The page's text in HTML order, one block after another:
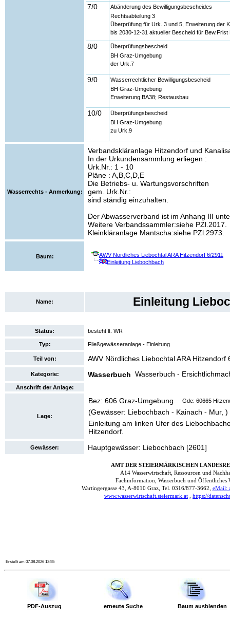
7/0
Abänderung des Bewilligungsbescheides
Rechtsabteilung 3
Überprüfung für Urk. 3 und 5, Erweiterung der
bis 2030-12-31 aktueller Bescheid für
8/0
Überprüfungsbescheid
BH Graz-Umgebung
der Urk.7
9/0
Wasserrechtlicher Bewilligungsbescheid
BH Graz-Umgebung
Erweiterung BA38; Restausbau
10/0
Überprüfungsbescheid
BH Graz-Umgebung
zu Urk.9
Wasserrechts - Anmerkung:
Verbandskläranlage Hitzendorf und
In der Urkundensammlung erliegen :
Urk.Nr.: 1 - 10
Pläne : A,B,C,D,E
Die Betriebs- u. Wartungsvorschriften
gem. Urk.Nr.:
sind ständig einzuhalten.
Der Abwasserverband ist im Anhang III
Weitere Verbandssammler:siehe PZl.2017.
Kleinkläranlage Mantscha:siehe PZl.2973.
Baum:
AWV Nördliches Liebochtal ARA Hitzendorf 6/2911
Einleitung Liebochbach
Name: Einleitung
Status: besteht lt. WR
Typ: Fließgewässeranlage - Einleitung
Teil von: AWV Nördliches Liebochtal ARA Hitzendorf
Kategorie: Wasserbuch Wasserbuch -
Anschrift der Anlage:
Lage:
Bez: 606 Graz-Umgebung Gde: 60665
(Gewässer: Liebochbach - Kainach - Mur, )
Einleitung am linken Ufer des
Hitzendorf.
Gewässer: Hauptgewässer: Liebochbach [2601]
Erstellt am 07.08.2026 12:55
PDF-Auszug erneute Suche Baum ausblenden